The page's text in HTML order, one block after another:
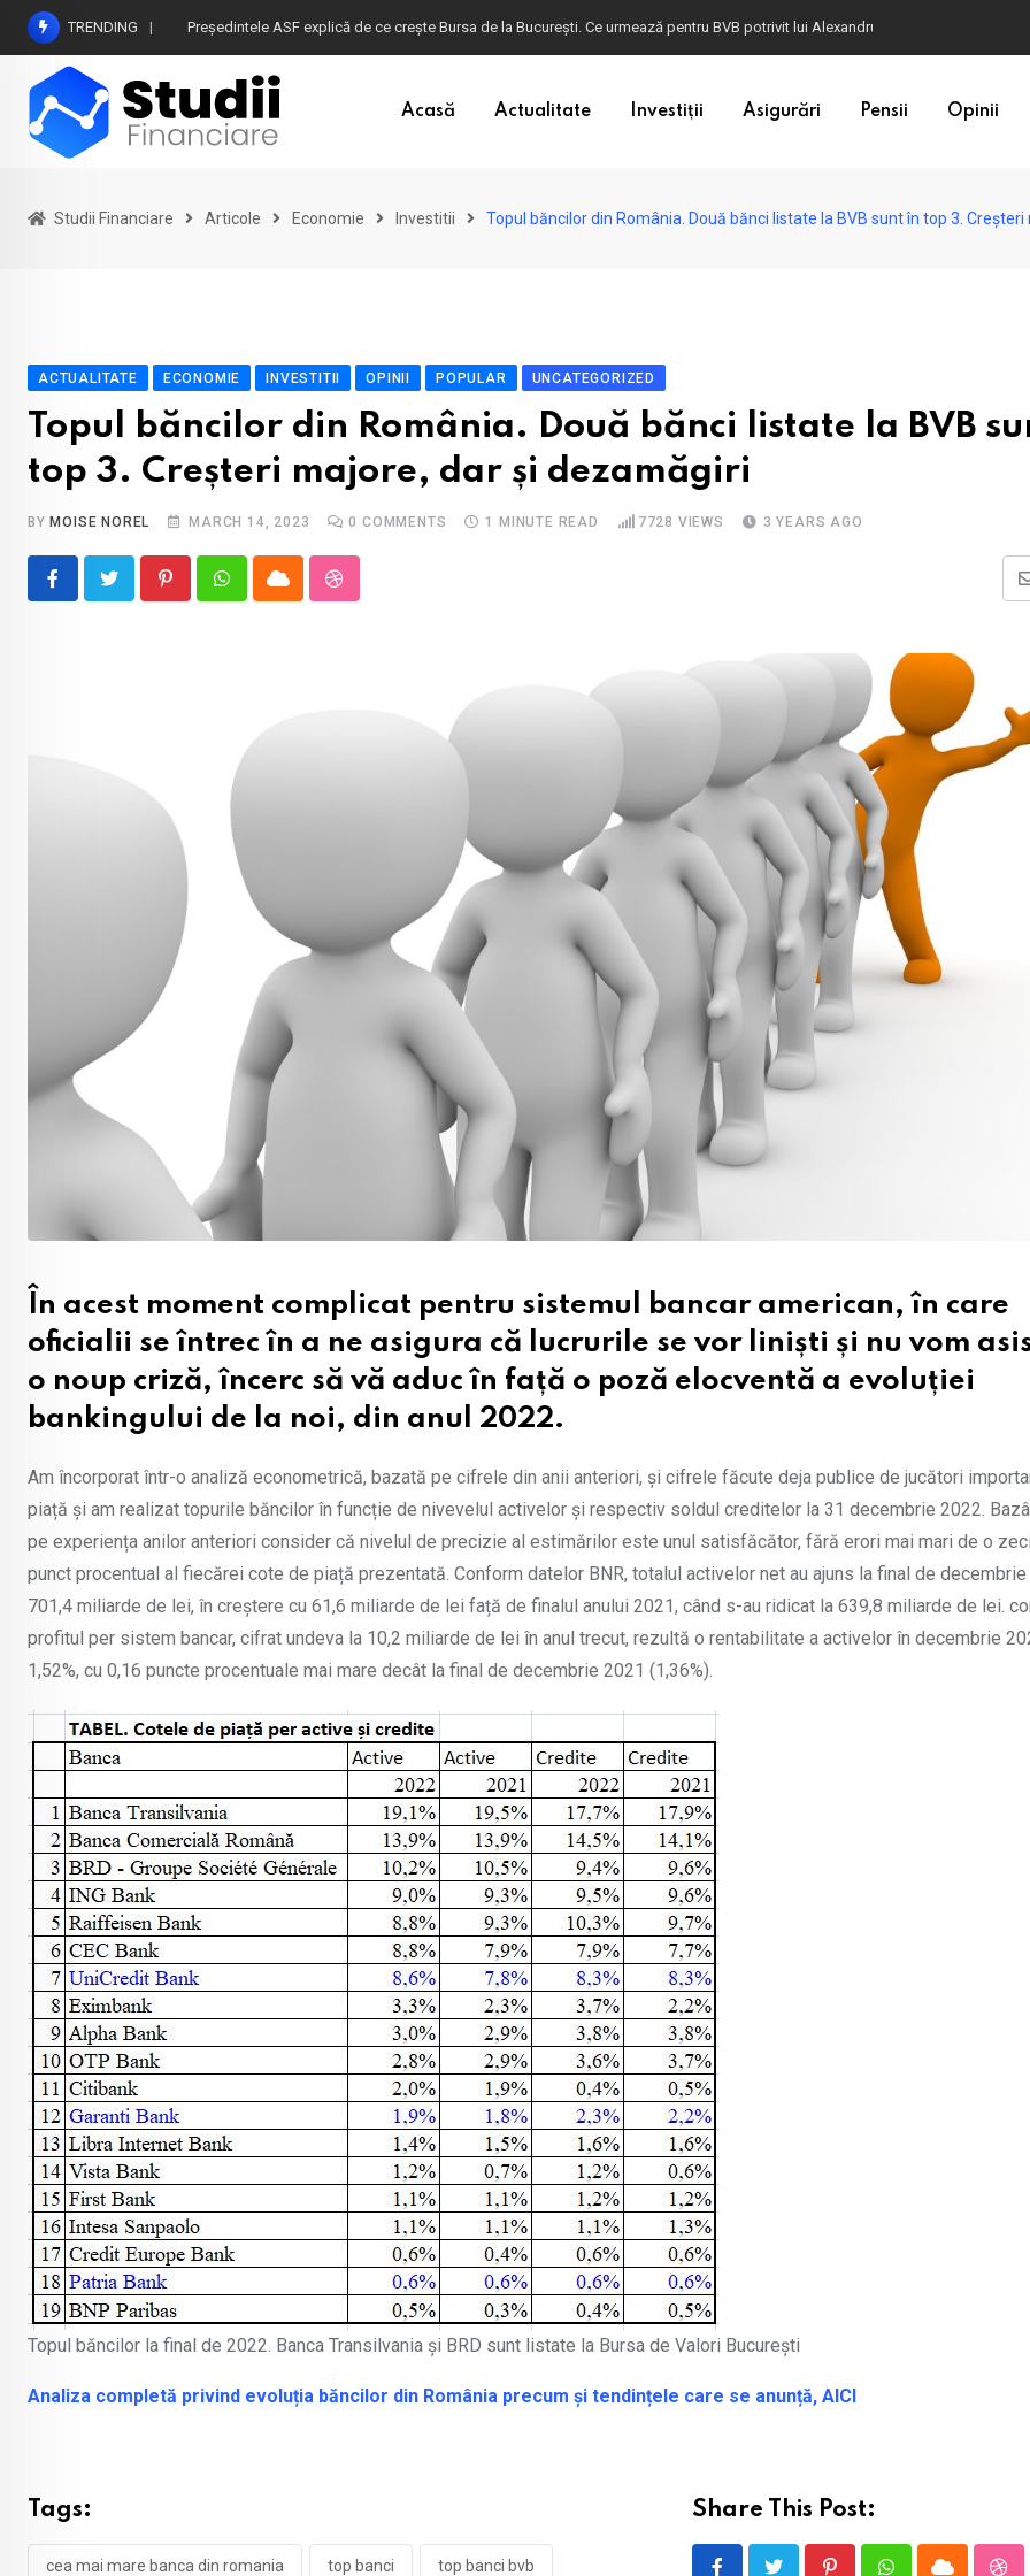
Skip
content
TRENDING Atenție la plățile în euro din timpul vacanței în Bulgaria. Dacă în România cele mai falsificate bancnote sunt cele de 50 de euro,
Acasă Actualitate Investiții Asigurări Pensii Opinii
Studii Financiare Articole Economie Investitii Topul băncilor din România. Două bănci listate la BVB sunt în top 3.
ACTUALITATE ECONOMIE INVESTITII OPINII POPULAR UNCATEGORIZED
Topul băncilor din România. Două bănci listate la BVB
top 3. Creșteri majore, dar și dezamăgiri
BY MOISE NOREL MARCH 14, 2023 0 COMMENTS 1 MINUTE READ 7728 VIEWS 3 YEARS AGO
PinterestWhatsappCloud StumbleUpon
În acest moment complicat pentru sistemul bancar american, în care
oficialii se întrec în a ne asigura că lucrurile se vor liniști și nu vom
o noup criză, încerc să vă aduc în față o poză elocventă a evoluției
bankingului de la noi, din anul 2022.
Am încorporat într-o analiză econometrică, bazată pe cifrele din anii anteriori, și cifrele făcute deja publice de jucători
piață și am realizat topurile băncilor în funcție de nivevelul activelor și respectiv soldul creditelor la 31 decembrie 2022.
pe experiența anilor anteriori consider că nivelul de precizie al estimărilor este unul satisfăcător, fără erori mai mari de o
punct procentual al fiecărei cote de piață prezentată. Conform datelor BNR, totalul activelor net au ajuns la final de
701,4 miliarde de lei, în creștere cu 61,6 miliarde de lei față de finalul anului 2021, când s-au ridicat la 639,8 miliarde de lei.
profitul per sistem bancar, cifrat undeva la 10,2 miliarde de lei în anul trecut, rezultă o rentabilitate a activelor în decembrie
1,52%, cu 0,16 puncte procentuale mai mare decât la final de decembrie 2021 (1,36%).
Topul băncilor la final de 2022. Banca Transilvania și BRD sunt listate la Bursa de Valori București
Analiza completă privind evoluția băncilor din România precum și tendințele care se anunță, AICI
Tags:
cea mai mare banca din romania top banci top banci bvb
Share This Post: